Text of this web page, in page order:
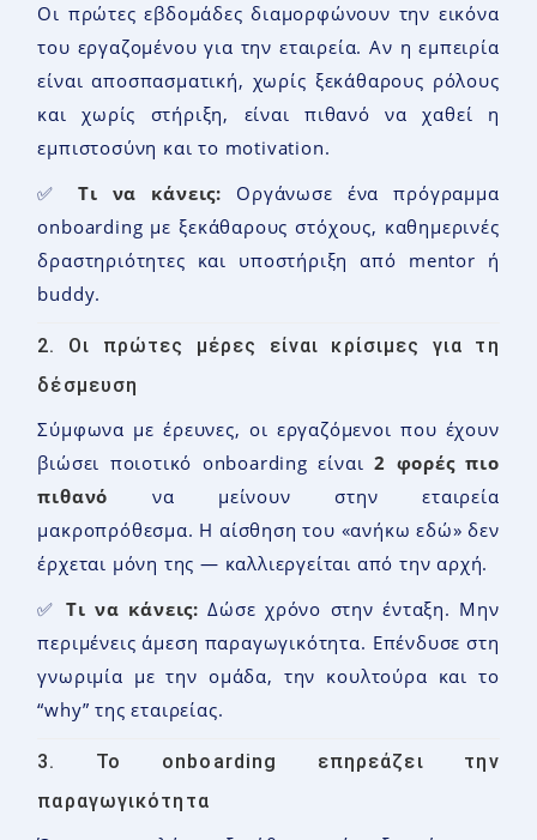
Οι πρώτες εβδομάδες διαμορφώνουν την εικόνα
του εργαζομένου για την εταιρεία. Αν η εμπειρία
είναι αποσπασματική, χωρίς ξεκάθαρους ρόλους
και χωρίς στήριξη, είναι πιθανό να χαθεί η
εμπιστοσύνη και το motivation.
✅ Τι να κάνεις: Οργάνωσε ένα πρόγραμμα
onboarding με ξεκάθαρους στόχους, καθημερινές
δραστηριότητες και υποστήριξη από mentor ή
buddy.
2. Οι πρώτες μέρες είναι κρίσιμες για τη
δέσμευση
Σύμφωνα με έρευνες, οι εργαζόμενοι που έχουν
βιώσει ποιοτικό onboarding είναι2 φορές πιο
πιθανό να μείνουν στην εταιρεία
μακροπρόθεσμα. Η αίσθηση του «ανήκω εδώ» δεν
έρχεται μόνη της — καλλιεργείται από την αρχή.
✅Τι να κάνεις: Δώσε χρόνο στην ένταξη. Μην
περιμένεις άμεση παραγωγικότητα. Επένδυσε στη
γνωριμία με την ομάδα, την κουλτούρα και το
“why” της εταιρείας.
3. Το onboarding επηρεάζει την
παραγωγικότητα